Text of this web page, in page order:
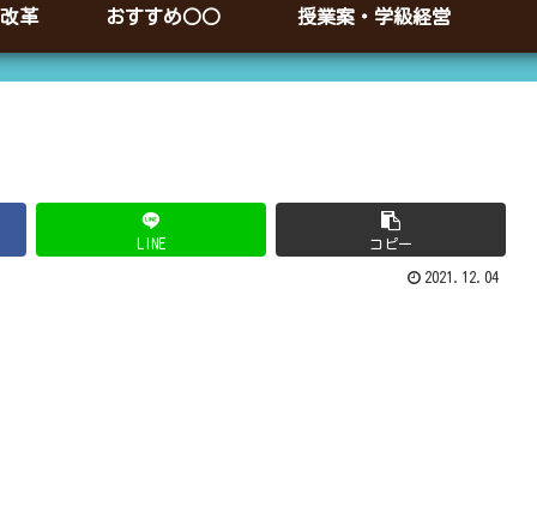
革 おすすめ○○ 授業案・学級経営
LINE コピー
2021.12.04